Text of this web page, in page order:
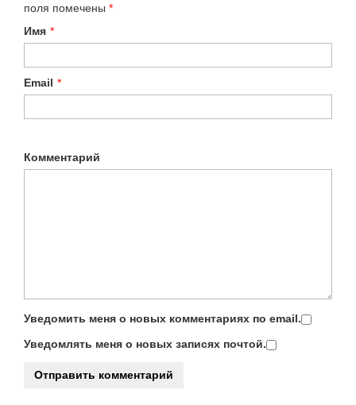
поля помечены *
Имя *
Email *
Комментарий
Уведомить меня о новых комментариях по email.
Уведомлять меня о новых записях почтой.